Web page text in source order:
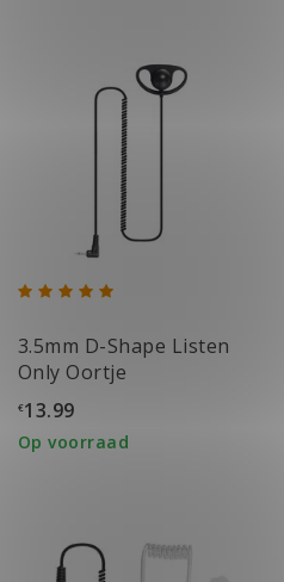
3.5mm D-Shape Listen
Only Oortje
€13.99
Op voorraad